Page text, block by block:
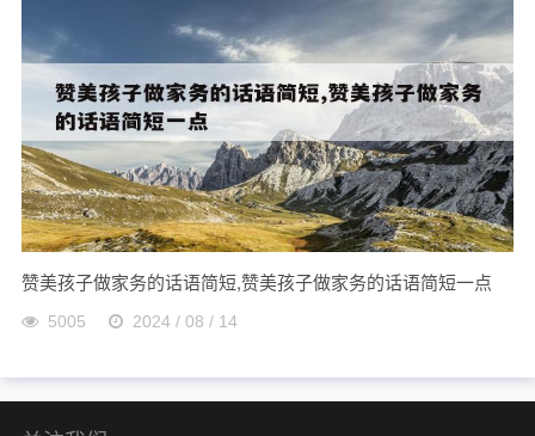
赞美孩子做家务的话语简短,赞美孩子做家务的话语简短一点
5005 2024 / 08 / 14